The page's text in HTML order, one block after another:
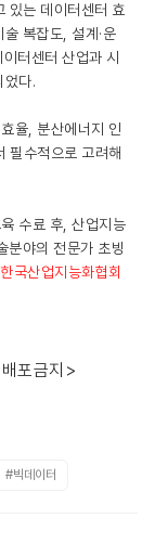
있는 데이터센터 효
복잡도, 설계·운
터센터 산업과 시
었다.
율, 분산에너지 인
필수적으로 고려해
수료 후, 산업지능
분야의 전문가 초빙
한국산업지능화협회
포금지>
#빅데이터